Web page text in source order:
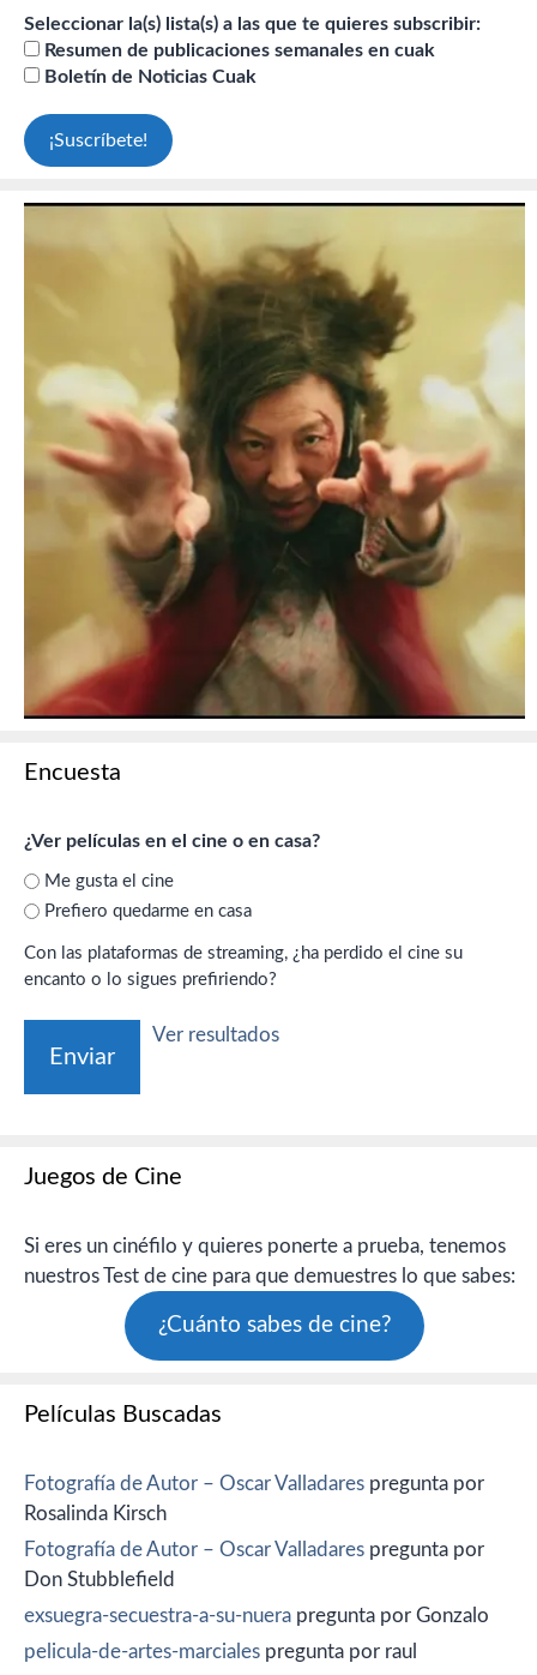
Seleccionar la(s) lista(s) a las que te quieres subscribir:
Resumen de publicaciones semanales en cuak
Boletín de Noticias Cuak
Encuesta
¿Ver películas en el cine o en casa?
Me gusta el cine
Prefiero quedarme en casa
Con las plataformas de streaming, ¿ha perdido el cine su
encanto o lo sigues prefiriendo?
Ver resultados
Juegos de Cine
Si eres un cinéfilo y quieres ponerte a prueba, tenemos
nuestros Test de cine para que demuestres lo que sabes:
¿Cuánto sabes de cine?
Películas Buscadas
Fotografía de Autor – Oscar Valladares pregunta por
Rosalinda Kirsch
Fotografía de Autor – Oscar Valladares pregunta por
Don Stubblefield
exsuegra-secuestra-a-su-nuera pregunta por Gonzalo
pelicula-de-artes-marciales pregunta por raul